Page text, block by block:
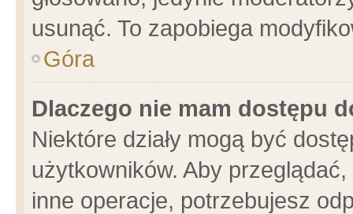
usunąć. To zapobiega
Góra
Dlaczego nie mam dostępu
Niektóre działy mogą być
użytkowników. Aby
inne operacje, potrzebujesz